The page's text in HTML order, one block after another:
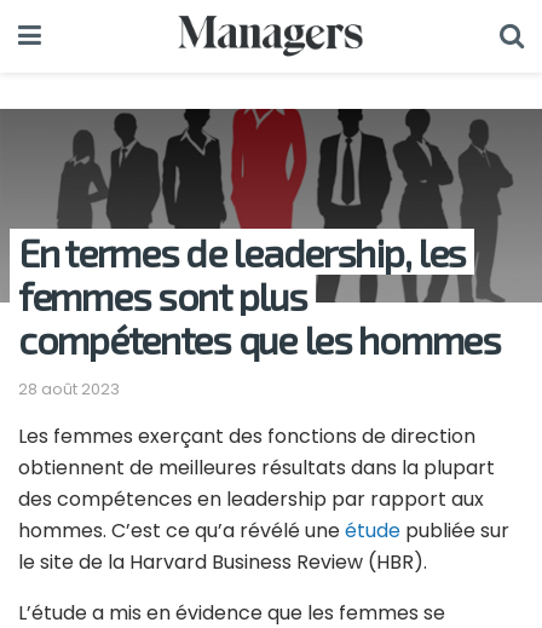
En termes de leadership, les
femmes sont plus
compétentes que les hommes
28 août 2023
Les femmes exerçant des fonctions de direction
obtiennent de meilleures résultats dans la plupart
des compétences en leadership par rapport aux
hommes. C’est ce qu’a révélé uneétude publiée sur
le site de la Harvard Business Review (HBR).
L’étude a mis en évidence que les femmes se